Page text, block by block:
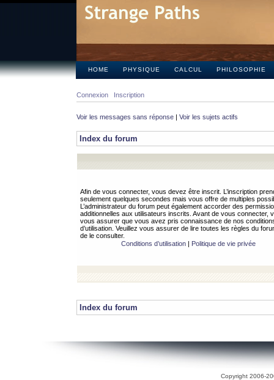
HOME PHYSIQUE CALCUL PHILOSOPHIE
Connexion Inscription
Voir les messages sans réponse | Voir les sujets actifs
Index du forum
Afin de vous connecter, vous devez être inscrit. L’inscription
seulement quelques secondes mais vous offre de multiples
L’administrateur du forum peut également accorder des
additionnelles aux utilisateurs inscrits. Avant de vous connecter,
vous assurer que vous avez pris connaissance de nos
d’utilisation. Veuillez vous assurer de lire toutes les règles du
de le consulter.
Conditions d’utilisation| Politique de vie privée
Index du forum
Copyright 2006-